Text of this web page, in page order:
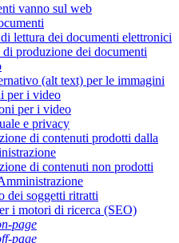
vanno sul web
lettura dei documenti elettronici
produzione dei documenti
(alt text) per le immagini
per i video
per i video
e privacy
di contenuti prodotti dalla
di contenuti non prodotti
dei soggetti ritratti
i motori di ricerca (SEO)
page
page